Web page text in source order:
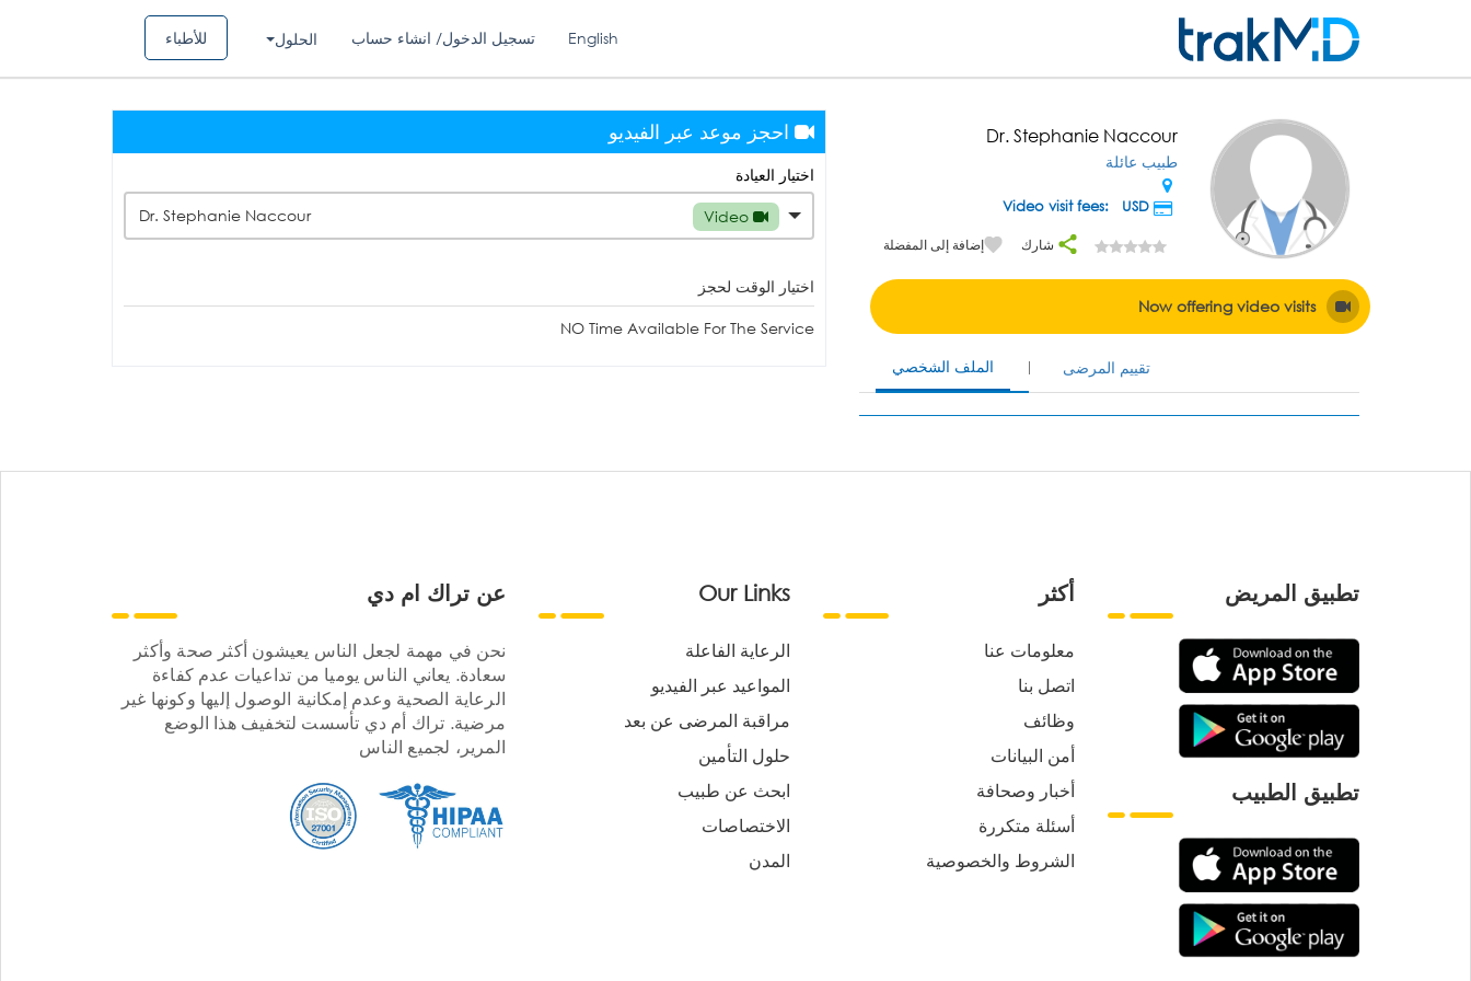
للأطباء الحلول تسجيل الدخول/ انشاء حساب English
Dr. Stephanie Naccour
طبيب عائلة
Video visit fees:
USD
شارك إضافة إلى المفضلة
Now offering video visits
الملف الشخصي تقييم المرضى
احجز موعد عبر الفيديو
اختيار العيادة
Dr. Stephanie Naccour
Video
اختيار الوقت لحجز
NO Time Available For The Service
عن تراك ام دي
نحن في مهمة لجعل الناس يعيشون أكثر صحة وأكثر
سعادة. يعاني الناس يوميا من تداعيات عدم كفاءة
الرعاية الصحية وعدم إمكانية الوصول إليها وكونها غير
مرضية. تراك أم دي تأسست لتخفيف هذا الوضع
المرير، لجميع الناس
Our Links
الرعاية الفاعلة
المواعيد عبر الفيديو
مراقبة المرضى عن بعد
حلول التأمين
ابحث عن طبيب
الاختصاصات
المدن
أكثر
معلومات عنا
اتصل بنا
وظائف
أمن البيانات
أخبار وصحافة
أسئلة متكررة
الشروط والخصوصية
تطبيق المريض
تطبيق الطبيب